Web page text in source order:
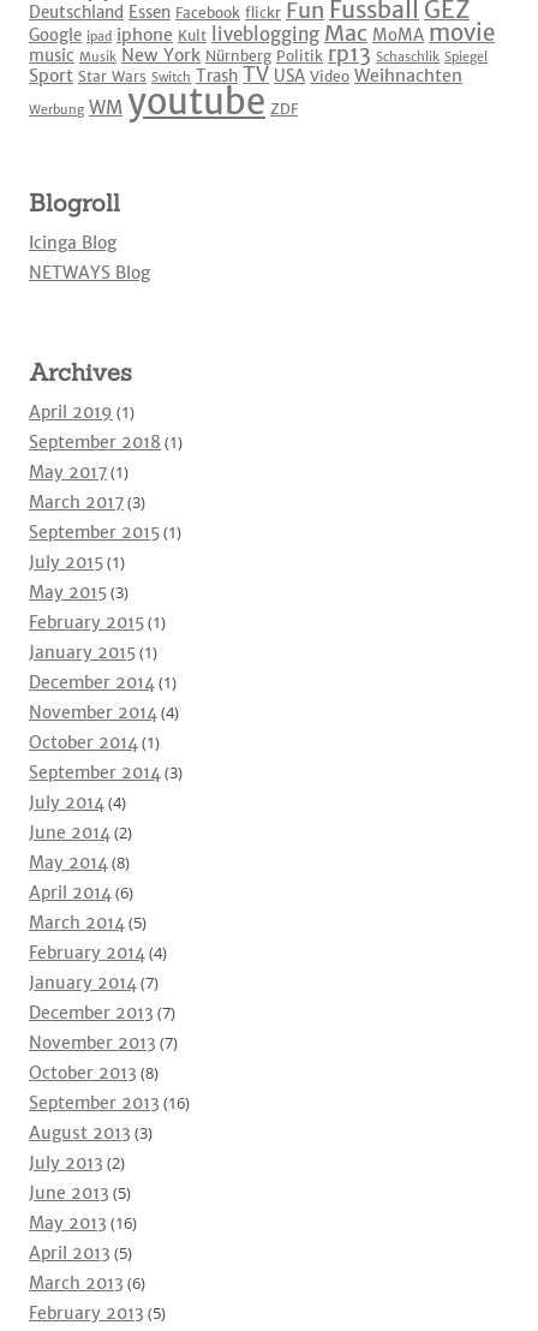
Deutschland Essen Facebook flickr Fun Fussball GEZ
Google ipad iphone Kult liveblogging Mac MoMA movie
music Musik New York Nürnberg Politik rp13 Schaschlik Spiegel
Sport Star Wars Switch Trash TV USA Video Weihnachten
Werbung WM youtube ZDF
Blogroll
Icinga Blog
NETWAYS Blog
Archives
April 2019 (1)
September 2018 (1)
May 2017(1)
March 2017(3)
September 2015(1)
July 2015(1)
May 2015(3)
February 2015(1)
January 2015(1)
December 2014(1)
November 2014(4)
October 2014(1)
September 2014(3)
July 2014(4)
June 2014(2)
May 2014(8)
April 2014(6)
March 2014(5)
February 2014(4)
January 2014(7)
December 2013 (7)
November 2013 (7)
October 2013 (8)
September 2013 (16)
August 2013 (3)
July 2013 (2)
June 2013 (5)
May 2013 (16)
April 2013 (5)
March 2013 (6)
February 2013 (5)